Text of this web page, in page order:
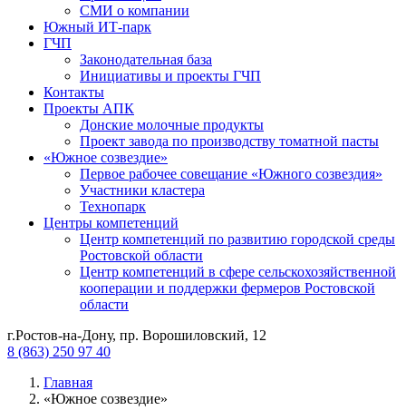
СМИ о компании
Южный ИТ-парк
ГЧП
Законодательная база
Инициативы и проекты ГЧП
Контакты
Проекты АПК
Донские молочные продукты
Проект завода по производству томатной пасты
«Южное созвездие»
Первое рабочее совещание «Южного созвездия»
Участники кластера
Технопарк
Центры компетенций
Центр компетенций по развитию городской среды
Ростовской области
Центр компетенций в сфере сельскохозяйственной
кооперации и поддержки фермеров Ростовской
области
г.Ростов-на-Дону, пр. Ворошиловский, 12
8 (863) 250 97 40
Главная
«Южное созвездие»